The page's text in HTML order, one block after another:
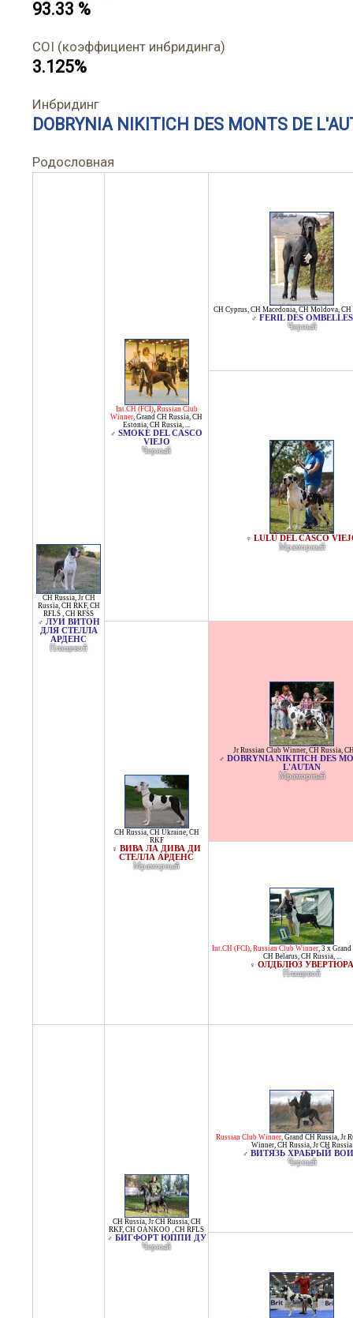
93.33 %
COI (коэффициент инбридинга)
3.125%
Инбридинг
DOBRYNIA NIKITICH DES MONTS DE
Родословная
CH Russia, Jr CH
Russia, CH RKF, CH
RFLS , CH RFSS
♂ ЛУИ ВИТОН
ДЛЯ СТЕЛЛА
АРДЕНС
Плащевой
Int.CH (FCI), Russian Club
Winner, Grand CH Russia, CH
Estonia, CH Russia, ...
♂ SMOKE DEL CASCO
VIEJO
Черный
CH Cyprus, CH Macedonia, CH Moldova, CH
♂ FERIL DES OMBELLES
Черный
♀ LULÚ DEL CASCO
Мраморный
CH Russia, CH Ukraine, CH
RKF
♀ ВИВА ЛА ДИВА ДИ
СТЕЛЛА АРДЕНС
Мраморный
Jr Russian Club Winner, CH Russia,
♂ DOBRYNIA NIKITICH DES
L'AUTAN
Мраморный
Int.CH (FCI), Russian Club Winner, 3 x
CH Belarus, CH Russia, ...
♀ ОЛДБЛЮЗ УВЕРТЮРА
Плащевой
CH Russia, Jr CH Russia, CH
RKF, CH OANKOO , CH RFLS
♂ БИГФОРТ ЮППИ ДУ
Черный
Russian Club Winner, Grand CH Russia, Jr
Winner, CH Russia, Jr CH Russia
♂ ВИТЯЗЬ ХРАБРЫЙ
Черный